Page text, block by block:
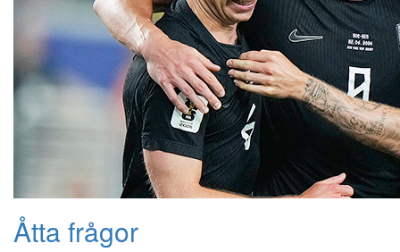
Åtta frågor